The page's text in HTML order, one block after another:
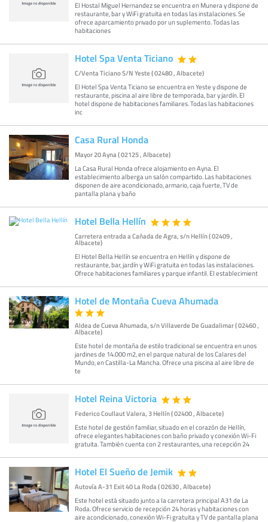
El Hostal Miguel Hernandez se encuentra en Munera y dispone de
restaurante, bar y WiFi gratuita en todas las instalaciones. Se
ofrece aparcamiento privado por un suplemento. Todas las
habitaciones
Hotel Spa Venta Ticiano
C/Venta Ticiano S/N Yeste ( 02480 , Albacete)
El Hotel Spa Venta Ticiano se encuentra en Yeste y dispone de
restaurante, piscina al aire libre de temporada, bar y jardín. El
hotel dispone de habitaciones familiares. Todas las habitaciones
inc
Casa Rural Honda
Mayor 20 Ayna ( 02125 , Albacete)
La Casa Rural Honda ofrece alojamiento en Ayna. El
establecimiento alberga un salón compartido. Las habitaciones
disponen de aire acondicionado, armario, caja fuerte, TV de
pantalla plana y baño
Hotel Bella Hellín
Carretera entrada a Cañada de Agra, s/n Hellín ( 02409 ,
Albacete)
El Hotel Bella Hellín se encuentra en Hellín y dispone de
restaurante, bar, jardín y WiFi gratuita en todas las instalaciones.
Ofrece habitaciones familiares y parque infantil. El establecimient
Hotel de Montaña Cueva Ahumada
Aldea de Cueva Ahumada, s/n Villaverde De Guadalimar ( 02460 ,
Albacete)
Este hotel de montaña de estilo tradicional se encuentra en unos
jardines de 14.000 m2, en el parque natural de los Calares del
Mundo, en Castilla-La Mancha. Ofrece una piscina al aire libre de
te
Hotel Reina Victoria
Federico Coullaut Valera, 3 Hellín ( 02400 , Albacete)
Este hotel de gestión familiar, situado en el corazón de Hellín,
ofrece elegantes habitaciones con baño privado y conexión Wi-Fi
gratuita. También cuenta con 2 restaurantes, una recepción 24
Hotel El Sueño de Jemik
Autovía A-31 Exit 40 La Roda ( 02630 , Albacete)
Este hotel está situado junto a la carretera principal A31 de La
Roda. Ofrece servicio de recepción 24 horas y habitaciones con
aire acondicionado, conexión Wi-Fi gratuita y TV de pantalla plana